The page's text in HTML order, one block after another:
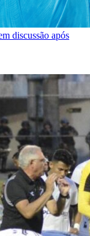
discussão após